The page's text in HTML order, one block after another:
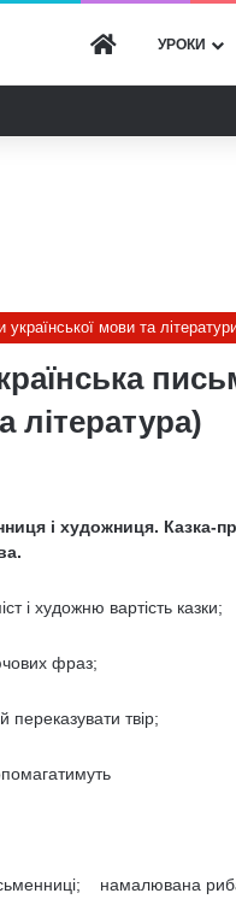
ГОЛОВНА
УРОКИ
української мови та
література)
і художниця. Казка-
і художню вартість казки;
фраз;
твір;
намалювана